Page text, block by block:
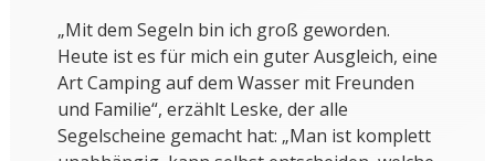
„Mit dem Segeln bin ich groß geworden.
Heute ist es für mich ein guter Ausgleich, eine
Art Camping auf dem Wasser mit Freunden
und Familie“, erzählt Leske, der alle
Segelscheine gemacht hat: „Man ist komplett